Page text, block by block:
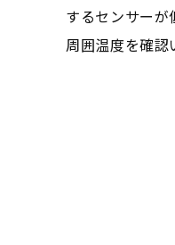
するセンサーが
周囲温度を確